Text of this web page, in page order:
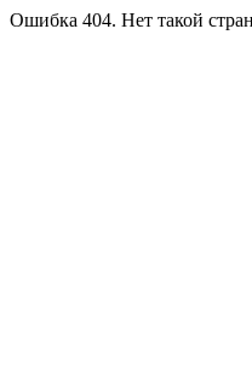
Ошибка 404. Нет такой